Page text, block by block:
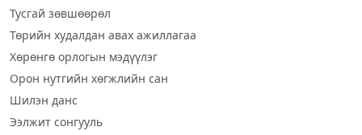
Тусгай зөвшөөрөл
Төрийн худалдан авах ажиллагаа
Хөрөнгө орлогын мэдүүлэг
Орон нутгийн хөгжлийн сан
Шилэн данс
Ээлжит сонгууль